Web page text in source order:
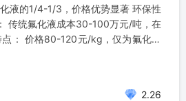
液的1/4-1/3，价格优势显著 环保性
传统氟化液成本30-100万元/吨，在
： 价格80-120元/kg，仅为氟化液
2.26